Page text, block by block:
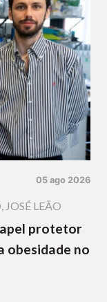
05 ago 2026
, JOSÉ LEÃO
protetor
obesidade no